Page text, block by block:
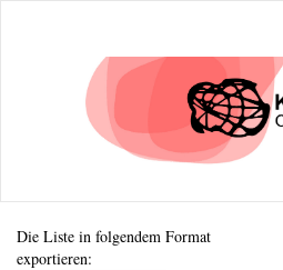
Die Liste in folgendem Format
exportieren: